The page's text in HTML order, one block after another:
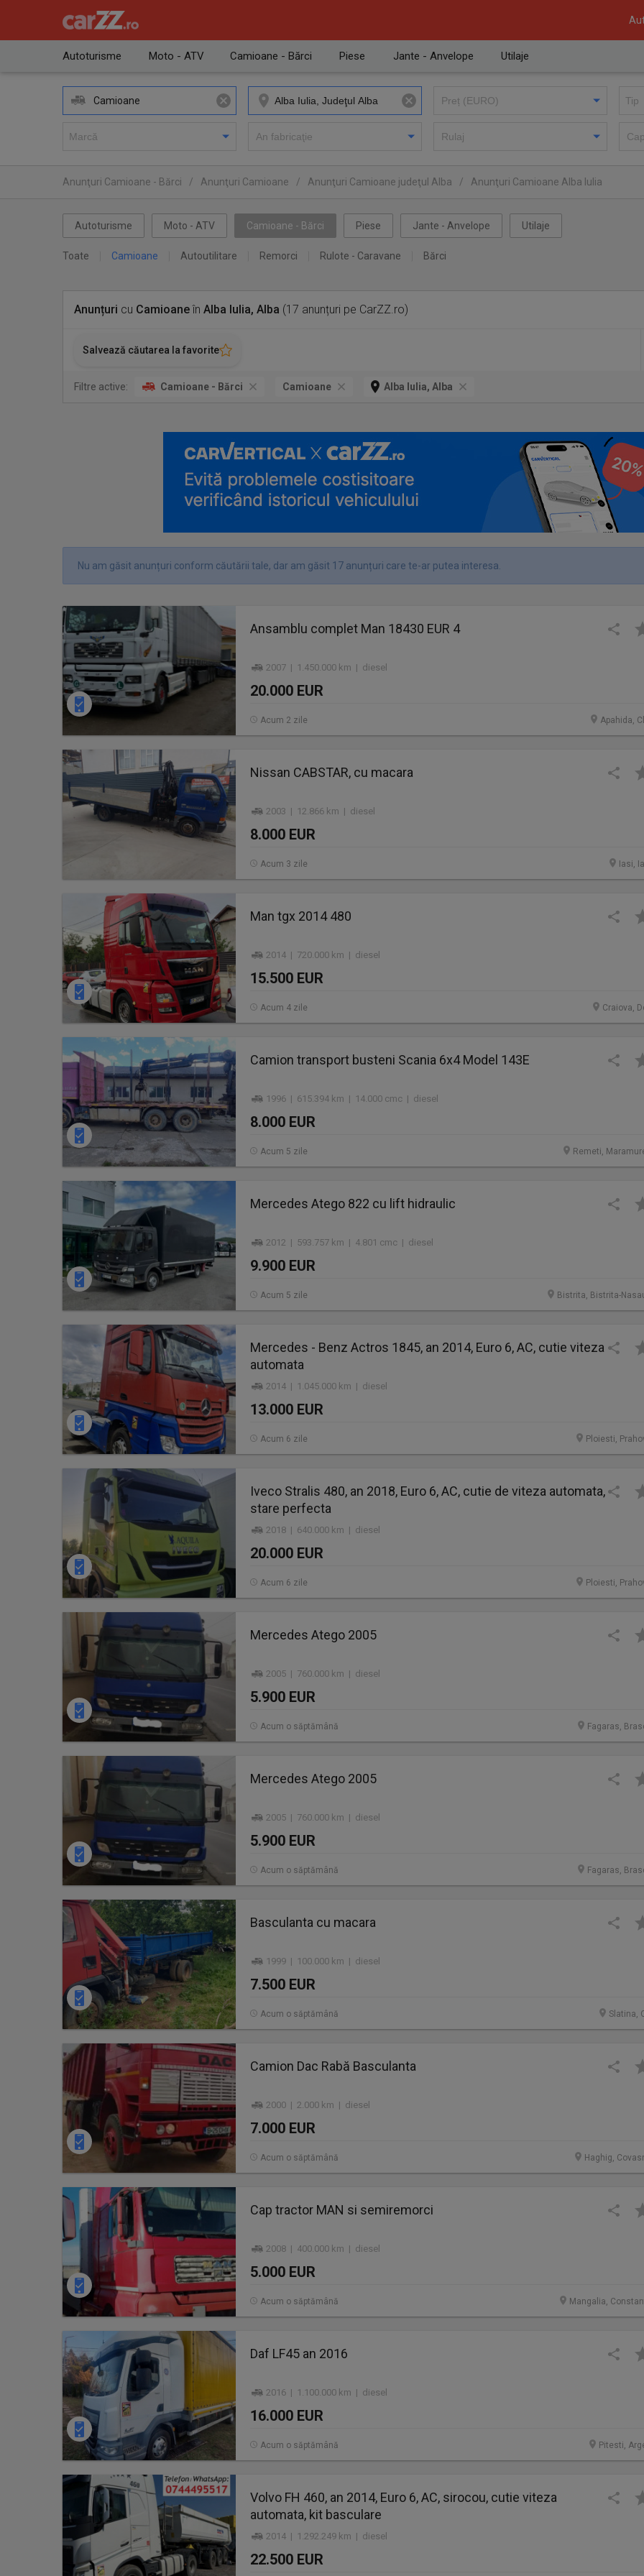
Autoturisme Moto - ATV Camioane - Bărci Piese Jante - Anvelope Utilaje
Camioane
Anunţuri Camioane - Bărci / Anunţuri Camioane / Anunţuri Camioane judeţul Alba / Anunţuri Camioane Alba Iulia
Autoturisme Moto - ATV Camioane - Bărci Piese Jante - Anvelope Utilaje
Toate Camioane Autoutilitare Remorci Rulote - Caravane Bărci
Anunțuri cu Camioaneîn Alba Iulia, Alba (17 anunțuri pe CarZZ.ro)
Salvează căutarea la favorite
Filtre active: Camioane - Bărci Camioane Alba Iulia, Alba
Nu am găsit anunțuri conform căutării tale, dar am găsit 17 anunțuri care te-ar putea interesa.
Ansamblu complet Man 18430 EUR 4
2007 | 1.450.000 km | diesel
20.000 EUR
Apahida,
Acum 2 zile
Nissan CABSTAR, cu macara
2003 | 12.866 km | diesel
8.000 EUR
Iasi,
Acum 3 zile
Man tgx 2014 480
2014 | 720.000 km | diesel
15.500 EUR
Craiova,
Acum 4 zile
Camion transport busteni Scania 6x4 Model 143E
1996 | 615.394 km | 14.000 cmc | diesel
8.000 EUR
Remeti,
Acum 5 zile
Mercedes Atego 822 cu lift hidraulic
2012 | 593.757 km | 4.801 cmc | diesel
9.900 EUR
Bistrita, Bistrita-
Acum 5 zile
Mercedes - Benz Actros 1845, an 2014, Euro 6, AC, cutie viteza
automata
2014 | 1.045.000 km | diesel
13.000 EUR
Ploiesti,
Acum 6 zile
Iveco Stralis 480, an 2018, Euro 6, AC, cutie de viteza automata,
stare perfecta
2018 | 640.000 km | diesel
20.000 EUR
Ploiesti,
Acum 6 zile
Mercedes Atego 2005
2005 | 760.000 km | diesel
5.900 EUR
Fagaras,
Acum o săptămână
Mercedes Atego 2005
2005 | 760.000 km | diesel
5.900 EUR
Fagaras,
Acum o săptămână
Basculanta cu macara
1999 | 100.000 km | diesel
7.500 EUR
Slatina,
Acum o săptămână
Camion Dac Rabă Basculanta
2000 | 2.000 km | diesel
7.000 EUR
Haghig,
Acum o săptămână
Cap tractor MAN si semiremorci
2008 | 400.000 km | diesel
5.000 EUR
Mangalia,
Acum o săptămână
Daf LF45 an 2016
2016 | 1.100.000 km | diesel
16.000 EUR
Pitesti,
Acum o săptămână
Volvo FH 460, an 2014, Euro 6, AC, sirocou, cutie viteza
automata, kit basculare
2014 | 1.292.249 km | diesel
22.500 EUR